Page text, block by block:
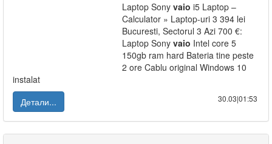
Laptop Sony vaio i5 Laptop –
Calculator » Laptop-uri 3 394 lei
Bucuresti, Sectorul 3 Azi 700 €:
Laptop Sony vaio Intel core 5
150gb ram hard Bateria tine peste
2 ore Cablu original Windows 10
instalat
Детали...
30.03|01:53